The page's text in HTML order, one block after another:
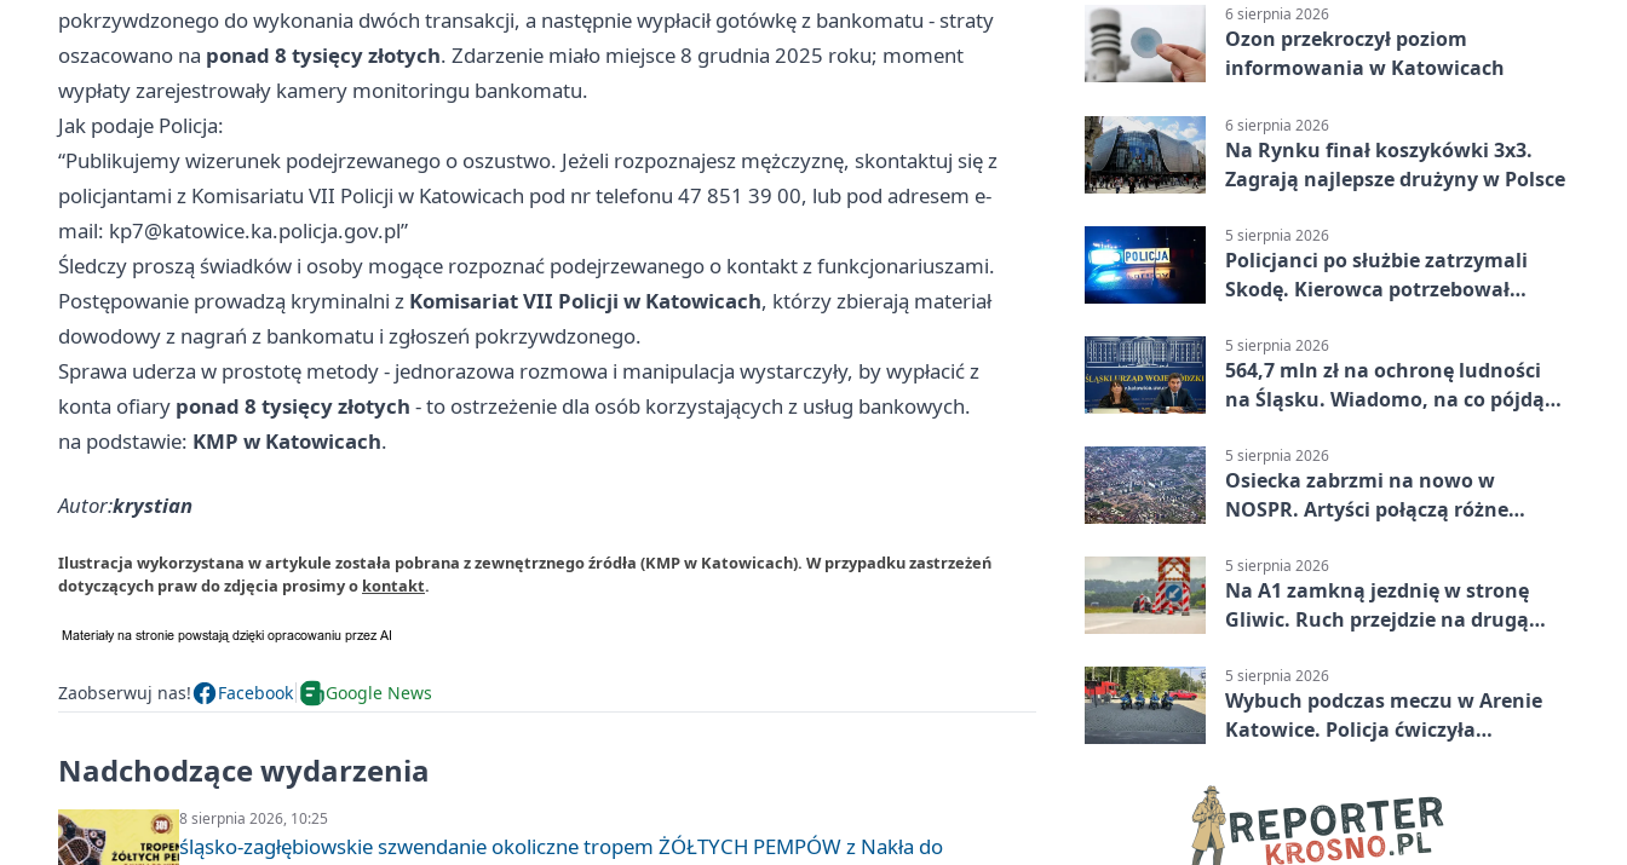
pokrzywdzonego do wykonania dwóch transakcji, a następnie wypłacił gotówkę z bankomatu - straty
oszacowano na ponad 8 tysięcy złotych. Zdarzenie miało miejsce 8 grudnia 2025 roku; moment
wypłaty zarejestrowały kamery monitoringu bankomatu.
Jak podaje Policja:
“Publikujemy wizerunek podejrzewanego o oszustwo. Jeżeli rozpoznajesz mężczyznę, skontaktuj się z
policjantami z Komisariatu VII Policji w Katowicach pod nr telefonu 47 851 39 00, lub pod adresem e-
mail: kp7@katowice.ka.policja.gov.pl”
Śledczy proszą świadków i osoby mogące rozpoznać podejrzewanego o kontakt z funkcjonariuszami.
Postępowanie prowadzą kryminalni z Komisariat VII Policji w Katowicach, którzy zbierają materiał
dowodowy z nagrań z bankomatu i zgłoszeń pokrzywdzonego.
Sprawa uderza w prostotę metody - jednorazowa rozmowa i manipulacja wystarczyły, by wypłacić z
konta ofiary ponad 8 tysięcy złotych - to ostrzeżenie dla osób korzystających z usług bankowych.
na podstawie: KMP w Katowicach.
Autor:krystian
Ilustracja wykorzystana w artykule została pobrana z zewnętrznego źródła (KMP w Katowicach). W przypadku zastrzeżeń
dotyczących praw do zdjęcia prosimy o kontakt.
Zaobserwuj nas! Facebook Google News
Nadchodzące wydarzenia
8 sierpnia 2026, 10:25
śląsko-zagłębiowskie szwendanie okoliczne tropem ŻÓŁTYCH PEMPÓW z Nakła do
6 sierpnia 2026
Ozon przekroczył poziom
informowania w Katowicach
6 sierpnia 2026
Na Rynku finał koszykówki 3x3.
Zagrają najlepsze drużyny w Polsce
5 sierpnia 2026
Policjanci po służbie zatrzymali
Skodę. Kierowca potrzebował
5 sierpnia 2026
564,7 mln zł na ochronę ludności
na Śląsku. Wiadomo, na co pójdą
5 sierpnia 2026
Osiecka zabrzmi na nowo w
NOSPR. Artyści połączą różne
5 sierpnia 2026
Na A1 zamkną jezdnię w stronę
Gliwic. Ruch przejdzie na drugą
5 sierpnia 2026
Wybuch podczas meczu w Arenie
Katowice. Policja ćwiczyła